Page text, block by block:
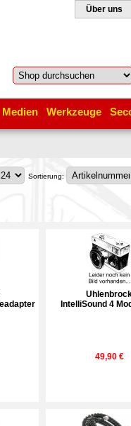
Über uns
Medien Werkzeuge
Sortierung:
IntelliSound 4
49,90 €